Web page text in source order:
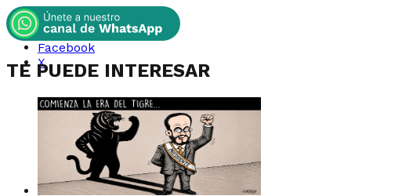
Whatsapp
Instagram
Facebook
X
TE PUEDE INTERESAR